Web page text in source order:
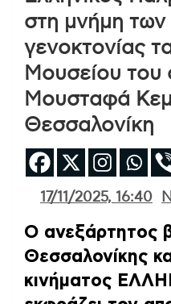
στη μνήμη
γενοκτονίας
Μουσείου του
Μουσταφά
Θεσσαλονίκη
17/11/2025, 16:40
Ο ανεξάρτητος
Θεσσαλονίκης
κινήματος